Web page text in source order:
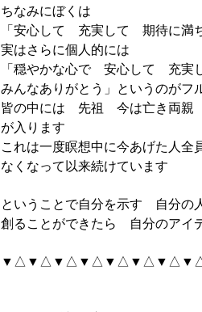
ちなみにぼくは
「安心して 充実して 期待に満
実はさらに個人的には
「穏やかな心で 安心して 充実
みんなありがとう」というのがフ
皆の中には 先祖 今は亡き両親
が入ります
これは一度瞑想中に今あげた人
なくなって以来続けています
ということで自分を示す 自分の
創ることができたら 自分のアイ